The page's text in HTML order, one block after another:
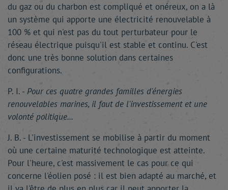
du gaz ou du charbon est compliqué et onéreux, on a là
un système qui apporte une électricité renouvelable à
100 % et qui n'est pas du tout perturbateur pour le
réseau électrique puisqu'il est stable et continu. C'est
donc une très bonne solution dans certaines
configurations.
P. I. - Pour ces quatre grandes familles d'énergies
renouvelables marines, il faut de l'investissement et une
volonté politique...
J. B. - L'investissement se mobilise à partir du moment
où une certaine maturité technologique est atteinte.
Pour l'heure, c'est massivement le cas pour ce qui
concerne l'éolien posé : il est bien adapté au marché, et